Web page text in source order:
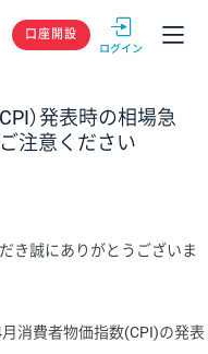
GMOクリック
口座開設
）発表時の相場急
注意ください
き誠にありがとうございま
消費者物価指数(CPI)の発表